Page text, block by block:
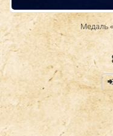
Медаль